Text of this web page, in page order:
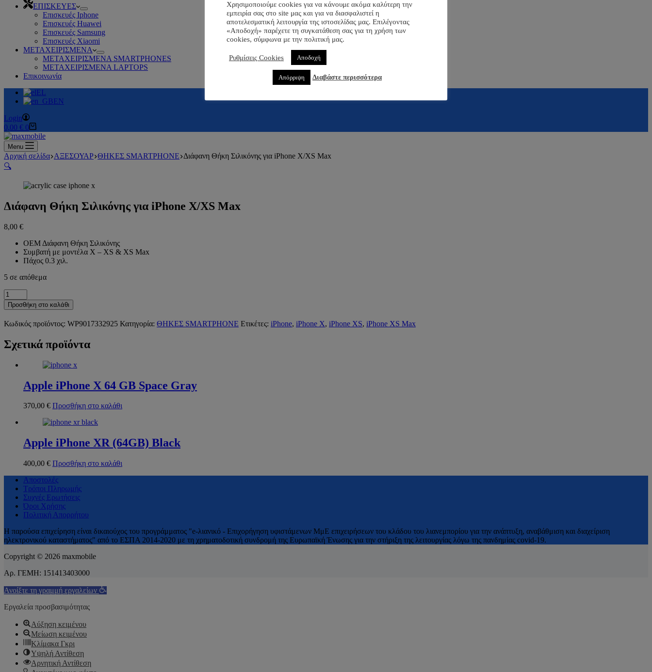
ΕΠΙΣΚΕΥΕΣ
Επισκευές Iphone
Επισκευές Huawei
Επισκευές Samsung
Επισκευές Xiaomi
ΜΕΤΑΧΕΙΡΙΣΜΕΝΑ
ΜΕΤΑΧΕΙΡΙΣΜΕΝΑ SMARTPHONES
ΜΕΤΑΧΕΙΡΙΣΜΕΝΑ LAPTOPS
Επικοινωνία
EL
EN
Login
0,00 € 0
Menu
Αρχική σελίδα ΑΞΕΣΟΥΑΡ ΘΗΚΕΣ SMARTPHONE Διάφανη Θήκη Σιλικόνης για iPhone X/XS Max
🔍
Διάφανη Θήκη Σιλικόνης για iPhone X/XS Max
8,00 €
ΟΕΜ Διάφανη Θήκη Σιλικόνης
Συμβατή με μοντέλα X – XS & XS Max
Πάχος 0.3 χιλ.
5 σε απόθεμα
Προσθήκη στο καλάθι
Κωδικός προϊόντος: WP9017332925 Κατηγορία: ΘΗΚΕΣ SMARTPHONE Ετικέτες: iPhone, iPhone X, iPhone XS, iPhone XS Max
Σχετικά προϊόντα
Apple iPhone X 64 GB Space Gray
370,00 € Προσθήκη στο καλάθι
Apple iPhone XR (64GB) Black
400,00 € Προσθήκη στο καλάθι
Αποστολές
Τρόποι Πληρωμής
Συχνές Ερωτήσεις
Όροι Χρήσης
Πολιτική Απορρήτου
H παρούσα επιχείρηση είναι δικαιούχος του προγράμματος "e-λιανικό - Επιχορήγηση υφιστάμενων ΜμΕ επιχειρήσεων του κλάδου του λιανεμπορίου για την ανάπτυξη, αναβάθμιση και διαχείριση
ηλεκτρονικού καταστήματος" από το ΕΣΠΑ 2014-2020 με τη χρηματοδοτική συνδρομή της Ευρωπαϊκή Ένωσης για την στήριξη της λειτουργίας λόγω της πανδημίας covid-19.
Copyright © 2026 maxmobile
Αρ. ΓΕΜΗ: 151413403000
Χρησιμοποιούμε cookies για να κάνουμε ακόμα καλύτερη την
εμπειρία σας στο site μας και για να διασφαλιστεί η
αποτελεσματική λειτουργία της ιστοσελίδας μας. Επιλέγοντας
«Αποδοχή» παρέχετε τη συγκατάθεση σας για τη χρήση των
cookies, σύμφωνα με την πολιτική μας.
Ρυθμίσεις Cookies Αποδοχή
Απόρριψη Διαβάστε περισσότερα
Ανοίξτε τη γραμμή εργαλείων
Εργαλεία προσβασιμότητας
Αύξηση κειμένου
Μείωση κειμένου
Κλίμακα Γκρι
Υψηλή Αντίθεση
Αρνητική Αντίθεση